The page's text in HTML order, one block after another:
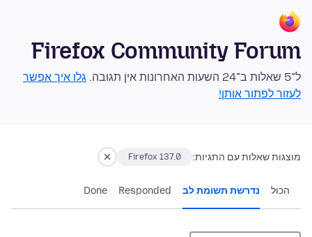
Firefox Community Forum
ל־5 שאלות ב־24 השעות האחרונות אין תגובה.
גלו איך אפשר
לעזור לפתור אותן!
מוצגות שאלות עם התגיות: Firefox 137.0
הכול נדרשת תשומת לב Responded
Done